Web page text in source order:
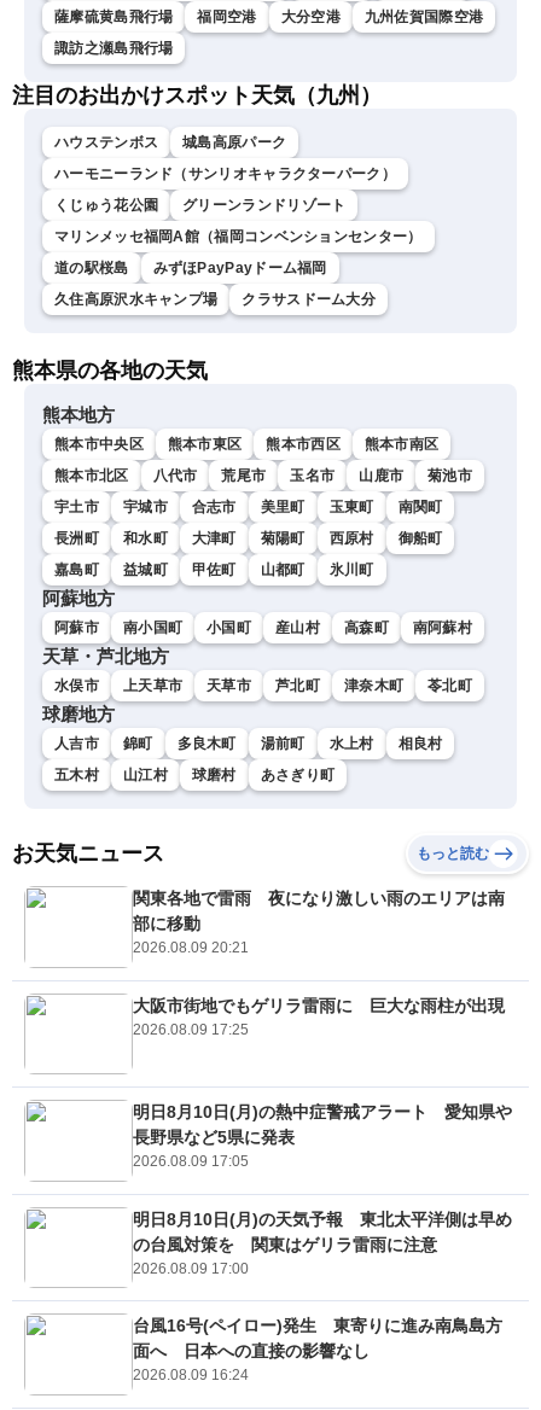
薩摩硫黄島飛行場 福岡空港 大分空港
九州佐賀国際空港
諏訪之瀬島飛行場
注目のお出かけスポット天気（九州）
ハウステンボス
城島高原パーク
ハーモニーランド（サンリオキャラクターパーク）
くじゅう花公園
グリーンランドリゾート
マリンメッセ福岡A館（福岡コンベンションセンター）
道の駅桜島
みずほPayPayドーム福岡
久住高原沢水キャンプ場
クラサスドーム大分
熊本県の各地の天気
熊本地方
熊本市中央区 熊本市東区 熊本市西区
熊本市南区
熊本市北区
八代市 荒尾市 玉名市 山鹿市
菊池市
宇土市
宇城市 合志市 美里町 玉東町
南関町
長洲町
和水町 大津町 菊陽町 西原村
御船町
嘉島町
益城町 甲佐町 山都町 氷川町
阿蘇地方
阿蘇市 南小国町 小国町 産山村 高森町 南阿蘇村
天草・芦北地方
水俣市 上天草市 天草市 芦北町 津奈木町 苓北町
球磨地方
人吉市 錦町 多良木町 湯前町 水上村
相良村
五木村
山江村 球磨村 あさぎり町
お天気ニュース もっと読む
関東各地で雷雨 夜になり激しい雨のエリアは南
部に移動
2026.08.09 20:21
大阪市街地でもゲリラ雷雨に 巨大な雨柱が出現
2026.08.09 17:25
明日8月10日(月)の熱中症警戒アラート 愛知県や
長野県など5県に発表
2026.08.09 17:05
明日8月10日(月)の天気予報 東北太平洋側は早め
の台風対策を 関東はゲリラ雷雨に注意
2026.08.09 17:00
台風16号(ペイロー)発生 東寄りに進み南鳥島方
面へ 日本への直接の影響なし
2026.08.09 16:24